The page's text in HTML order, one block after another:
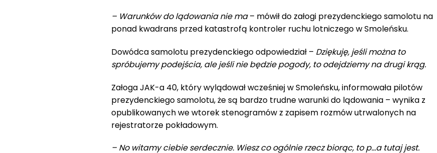
– Warunków do lądowania nie ma– mówił do załogi prezydenckiego samolotu na
ponad kwadrans przed katastrofą kontroler ruchu lotniczego w Smoleńsku.
Dowódca samolotu prezydenckiego odpowiedział – Dziękuję, jeśli można to
spróbujemy podejścia, ale jeśli nie będzie pogody, to odejdziemy na drugi krąg.
Załoga JAK-a 40, który wylądował wcześniej w Smoleńsku, informowała pilotów
prezydenckiego samolotu, że są bardzo trudne warunki do lądowania – wynika z
opublikowanych we wtorek stenogramów z zapisem rozmów utrwalonych na
rejestratorze pokładowym.
– No witamy ciebie serdecznie. Wiesz co ogólnie rzecz biorąc, to p…a tutaj jest.